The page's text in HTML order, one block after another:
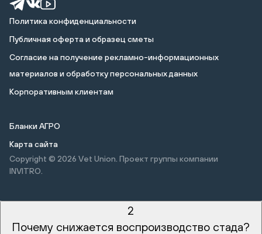
Политика конфиденциальности
Публичная оферта и образец сметы
Cогласие на получение рекламно-информационных
материалов и обработку персональных данных
Корпоративным клиентам
Бланки АГРО
Карта сайта
Copyright © 2026 Vet Union. Проект группы компании
INVITRO.
2
Почему снижается воспроизводство стада?